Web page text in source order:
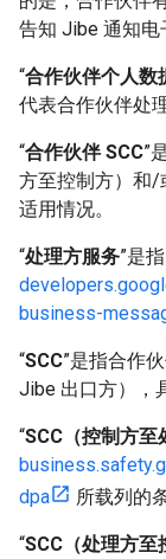
告知 Jibe 通知电
“合作伙伴个人数
代表合作伙伴处
“合作伙伴 SCC”
方至控制方）和/
适用情况。
“处理方服务”是
business-
“SCC”是指合作
Jibe 出口方），
“SCC（控制方至
dpa
所载列的
“SCC（处理方至